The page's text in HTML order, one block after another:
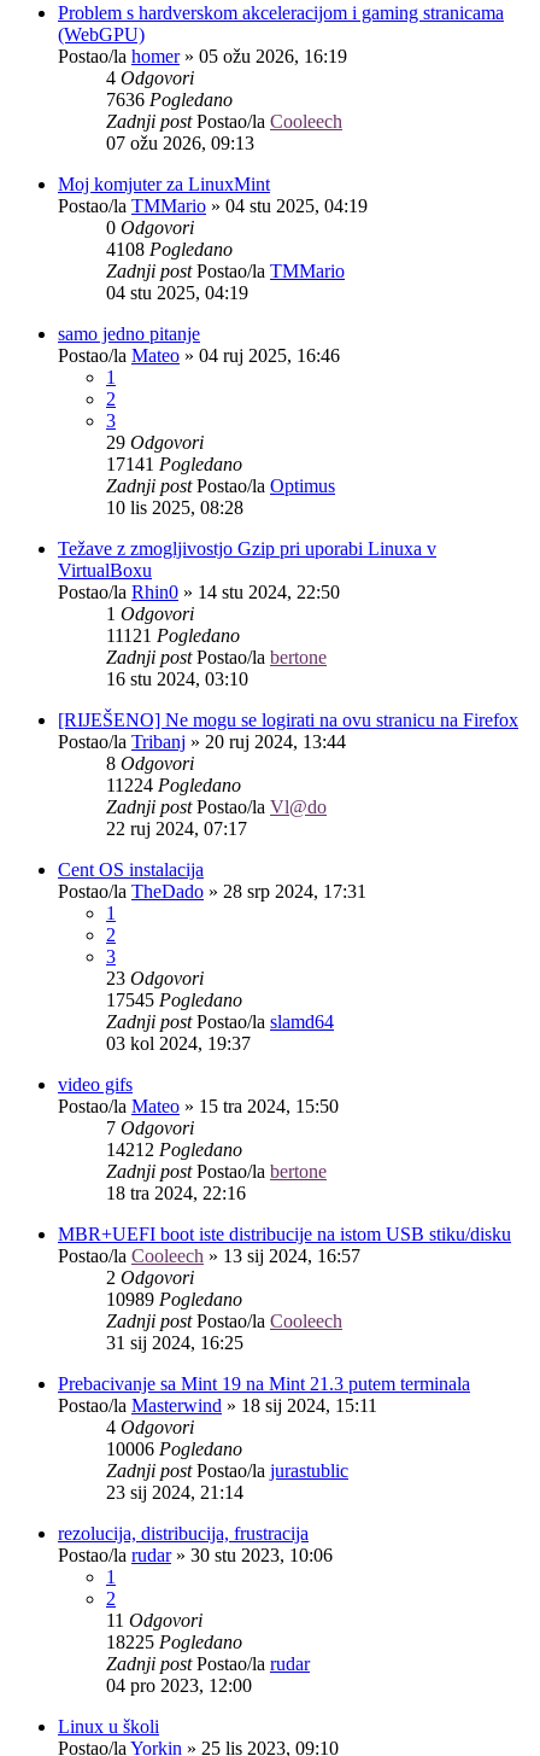
Problem s hardverskom akceleracijom i gaming stranicama
(WebGPU)
Postao/la homer» 05 ožu 2026, 16:19
4 Odgovori
7636 Pogledano
Zadnji postPostao/la Cooleech
07 ožu 2026, 09:13
Moj komjuter za LinuxMint
Postao/la TMMario » 04 stu 2025, 04:19
0 Odgovori
4108 Pogledano
Zadnji postPostao/la TMMario
04 stu 2025, 04:19
samo jedno pitanje
Postao/la Mateo » 04 ruj 2025, 16:46
1
2
3
29 Odgovori
17141 Pogledano
Zadnji postPostao/la Optimus
10 lis 2025, 08:28
Težave z zmogljivostjo Gzip pri uporabi Linuxa v
VirtualBoxu
Postao/la Rhin0 » 14 stu 2024, 22:50
1 Odgovori
11121 Pogledano
Zadnji postPostao/la bertone
16 stu 2024, 03:10
[RIJEŠENO] Ne mogu se logirati na ovu stranicu na Firefox
Postao/la Tribanj » 20 ruj 2024, 13:44
8 Odgovori
11224 Pogledano
Zadnji postPostao/la Vl@do
22 ruj 2024, 07:17
Cent OS instalacija
Postao/la TheDado » 28 srp 2024, 17:31
1
2
3
23 Odgovori
17545 Pogledano
Zadnji postPostao/la slamd64
03 kol 2024, 19:37
video gifs
Postao/la Mateo » 15 tra 2024, 15:50
7 Odgovori
14212 Pogledano
Zadnji postPostao/la bertone
18 tra 2024, 22:16
MBR+UEFI boot iste distribucije na istom USB stiku/disku
Postao/la Cooleech » 13 sij 2024, 16:57
2 Odgovori
10989 Pogledano
Zadnji postPostao/la Cooleech
31 sij 2024, 16:25
Prebacivanje sa Mint 19 na Mint 21.3 putem terminala
Postao/la Masterwind » 18 sij 2024, 15:11
4 Odgovori
10006 Pogledano
Zadnji postPostao/la jurastublic
23 sij 2024, 21:14
rezolucija, distribucija, frustracija
Postao/la rudar» 30 stu 2023, 10:06
1
2
11 Odgovori
18225 Pogledano
Zadnji postPostao/la rudar
04 pro 2023, 12:00
Linux u školi
Postao/la Yorkin » 25 lis 2023, 09:10